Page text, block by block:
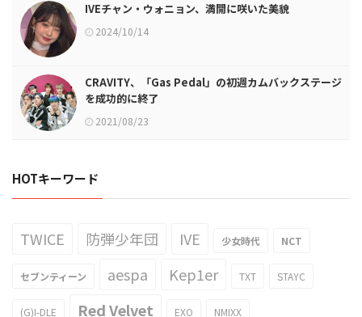
IVEチャン・ウォニョン、満開に咲いた美貌
2024/10/14
CRAVITY、「Gas Pedal」の初週カムバックステージ
を成功的に終了
2021/08/23
HOTキーワード
TWICE 防弾少年団 IVE 少女時代 NCT
セブンティーン aespa Kep1er TXT STAYC
(G)I-DLE Red Velvet EXO NMIXX